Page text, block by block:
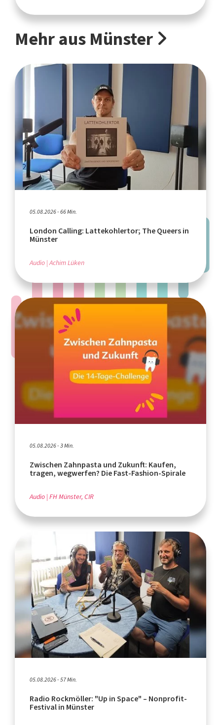
Mehr aus Münster
05.08.2026 - 66 Min.
London Calling: Lattekohlertor; The Queers in
Münster
Audio Achim Lüken
05.08.2026 - 3 Min.
Zwischen Zahnpasta und Zukunft: Kaufen,
tragen, wegwerfen? Die Fast-Fashion-Spirale
Audio FH Münster, CIR
05.08.2026 - 57 Min.
Radio Rockmöller: "Up in Space" – Nonprofit-
Festival in Münster